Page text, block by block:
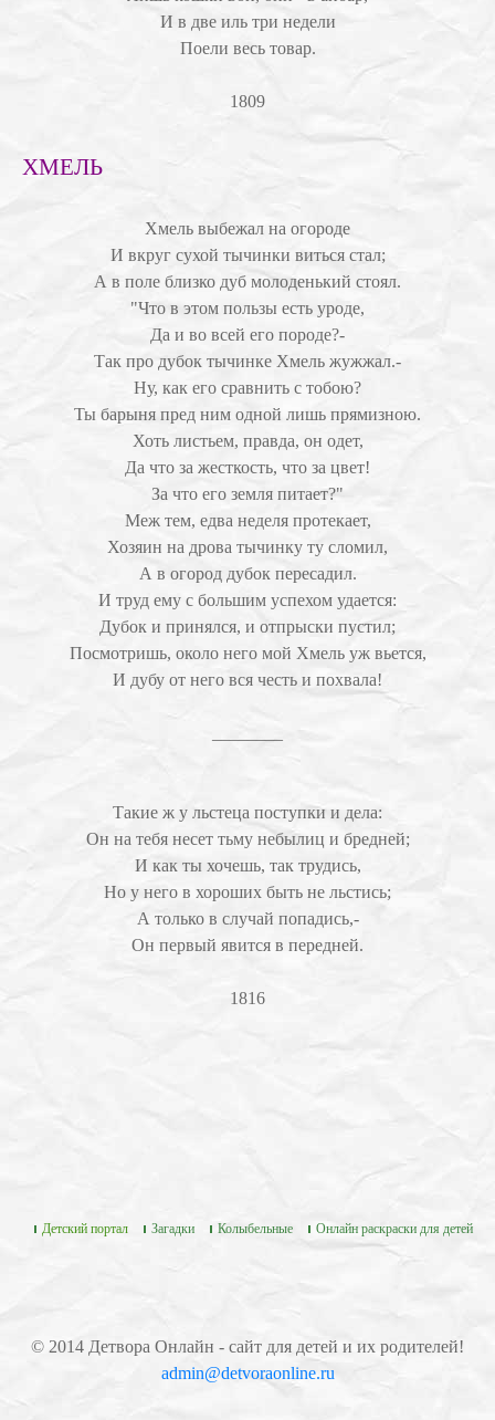
И в две иль три недели
Поели весь товар.
1809
ХМЕЛЬ
Хмель выбежал на огороде
И вкруг сухой тычинки виться стал;
А в поле близко дуб молоденький стоял.
"Что в этом пользы есть уроде,
Да и во всей его породе?-
Так про дубок тычинке Хмель жужжал.-
Ну, как его сравнить с тобою?
Ты барыня пред ним одной лишь прямизною.
Хоть листьем, правда, он одет,
Да что за жесткость, что за цвет!
За что его земля питает?"
Меж тем, едва неделя протекает,
Хозяин на дрова тычинку ту сломил,
А в огород дубок пересадил.
И труд ему с большим успехом удается:
Дубок и принялся, и отпрыски пустил;
Посмотришь, около него мой Хмель уж вьется,
И дубу от него вся честь и похвала!
Такие ж у льстеца поступки и дела:
Он на тебя несет тьму небылиц и бредней;
И как ты хочешь, так трудись,
Но у него в хороших быть не льстись;
А только в случай попадись,-
Он первый явится в передней.
1816
Детский портал Загадки Колыбельные Онлайн раскраски для детей
© 2014 Детвора Онлайн - сайт для детей и их родителей!
admin@detvoraonline.ru